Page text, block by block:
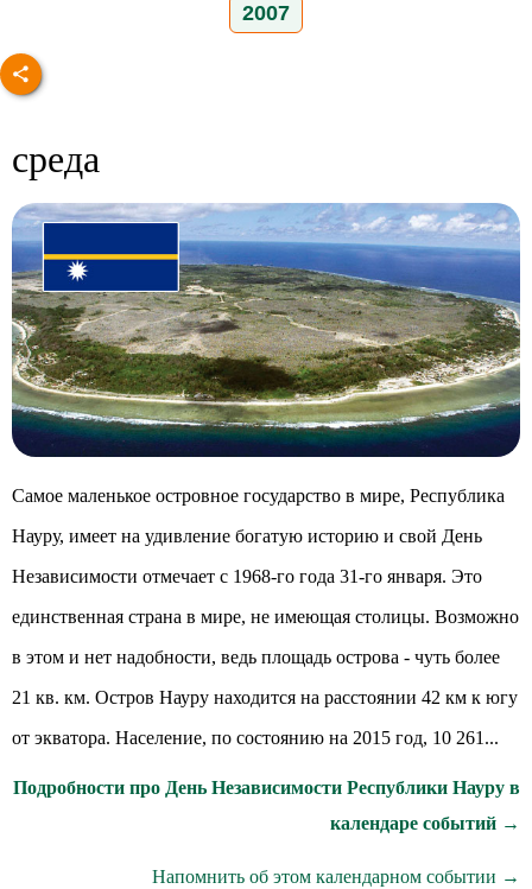
2007
среда
Самое маленькое островное государство в мире, Республика
Науру, имеет на удивление богатую историю и свой День
Независимости отмечает с 1968-го года 31-го января. Это
единственная страна в мире, не имеющая столицы. Возможно
в этом и нет надобности, ведь площадь острова - чуть более
21 кв. км. Остров Науру находится на расстоянии 42 км к югу
от экватора. Население, по состоянию на 2015 год, 10 261...
Подробности про День Независимости Республики Науру в
календаре событий →
Напомнить об этом календарном событии →